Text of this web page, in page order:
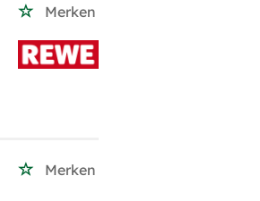
Merken
Merken